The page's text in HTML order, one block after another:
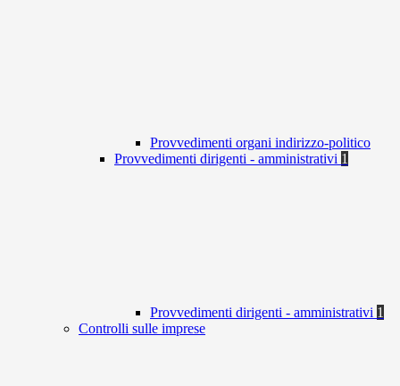
Provvedimenti organi indirizzo-politico
Provvedimenti dirigenti - amministrativi 1
Provvedimenti dirigenti - amministrativi 1
Controlli sulle imprese